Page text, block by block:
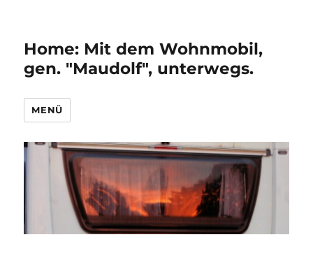
Home: Mit dem Wohnmobil,
gen. "Maudolf", unterwegs.
MENÜ